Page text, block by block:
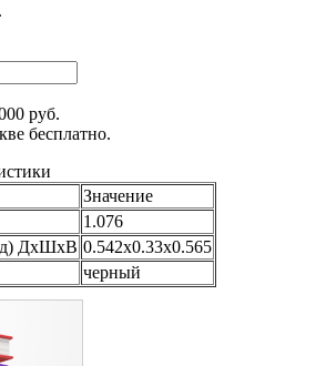
руб.
бесплатно.
Значение
1.076
ДхШхВ 0.542x0.33x0.565
черный